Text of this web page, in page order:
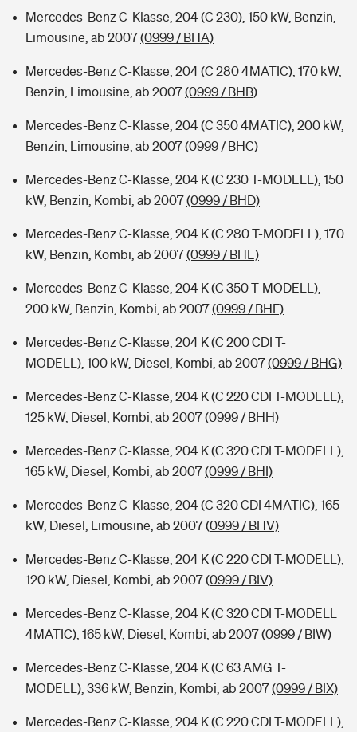
Mercedes-Benz C-Klasse, 204 (C 230), 150 kW, Benzin,
Limousine, ab 2007(0999 / BHA)
Mercedes-Benz C-Klasse, 204 (C 280 4MATIC), 170 kW,
Benzin, Limousine, ab 2007(0999 / BHB)
Mercedes-Benz C-Klasse, 204 (C 350 4MATIC), 200 kW,
Benzin, Limousine, ab 2007(0999 / BHC)
Mercedes-Benz C-Klasse, 204 K (C 230 T-MODELL), 150
kW, Benzin, Kombi, ab 2007(0999 / BHD)
Mercedes-Benz C-Klasse, 204 K (C 280 T-MODELL), 170
kW, Benzin, Kombi, ab 2007(0999 / BHE)
Mercedes-Benz C-Klasse, 204 K (C 350 T-MODELL),
200 kW, Benzin, Kombi, ab 2007(0999 / BHF)
Mercedes-Benz C-Klasse, 204 K (C 200 CDI T-
MODELL), 100 kW, Diesel, Kombi, ab 2007(0999 / BHG)
Mercedes-Benz C-Klasse, 204 K (C 220 CDI T-MODELL),
125 kW, Diesel, Kombi, ab 2007(0999 / BHH)
Mercedes-Benz C-Klasse, 204 K (C 320 CDI T-MODELL),
165 kW, Diesel, Kombi, ab 2007(0999 / BHI)
Mercedes-Benz C-Klasse, 204 (C 320 CDI 4MATIC), 165
kW, Diesel, Limousine, ab 2007(0999 / BHV)
Mercedes-Benz C-Klasse, 204 K (C 220 CDI T-MODELL),
120 kW, Diesel, Kombi, ab 2007(0999 / BIV)
Mercedes-Benz C-Klasse, 204 K (C 320 CDI T-MODELL
4MATIC), 165 kW, Diesel, Kombi, ab 2007(0999 / BIW)
Mercedes-Benz C-Klasse, 204 K (C 63 AMG T-
MODELL), 336 kW, Benzin, Kombi, ab 2007(0999 / BIX)
Mercedes-Benz C-Klasse, 204 K (C 220 CDI T-MODELL),